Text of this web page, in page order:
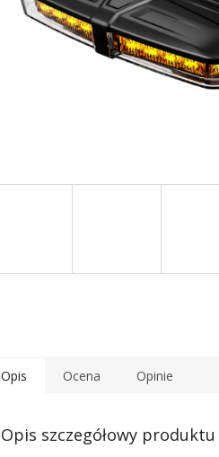
Opis Ocena Opinie
Opis szczegółowy produktu